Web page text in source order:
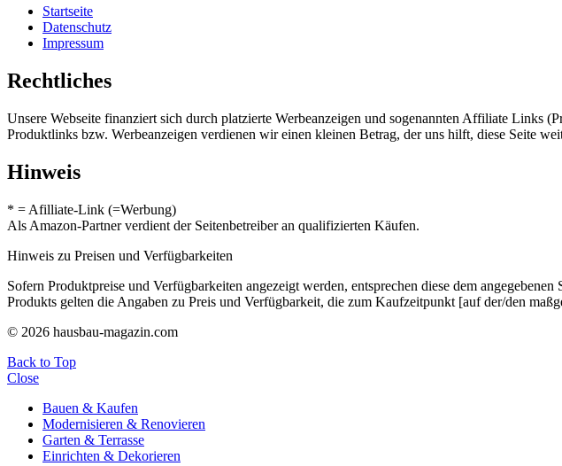
Startseite
Datenschutz
Impressum
Rechtliches
Unsere Webseite finanziert sich durch platzierte Werbeanzeigen und sogenannten Affiliate
Produktlinks bzw. Werbeanzeigen verdienen wir einen kleinen Betrag, der uns hilft, diese Seite
Hinweis
* = Afilliate-Link (=Werbung)
Als Amazon-Partner verdient der Seitenbetreiber an qualifizierten Käufen.
Hinweis zu Preisen und Verfügbarkeiten
Sofern Produktpreise und Verfügbarkeiten angezeigt werden, entsprechen diese dem
Produkts gelten die Angaben zu Preis und Verfügbarkeit, die zum Kaufzeitpunkt [auf der/den
© 2026 hausbau-magazin.com
Back to Top
Close
Bauen & Kaufen
Modernisieren & Renovieren
Garten & Terrasse
Einrichten & Dekorieren